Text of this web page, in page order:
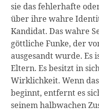
sie das fehlerhafte
über ihre wahre
Kandidat. Das wahre
göttliche Funke, der
ausgesandt wurde. Es
Eltern. Es besitzt in
Wirklichkeit. Wenn
beginnt, entfernt es
seinem halbwachen